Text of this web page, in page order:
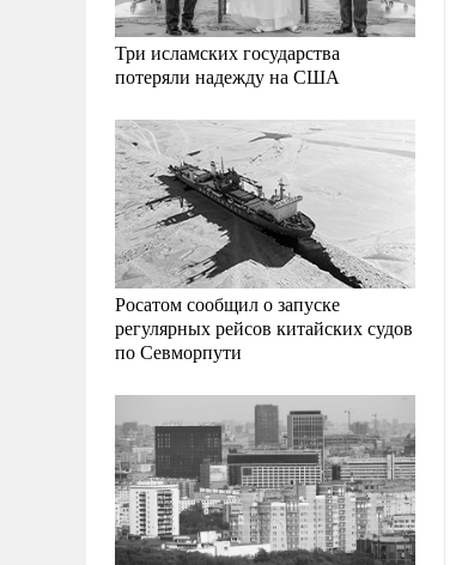
Три исламских государства
потеряли надежду на США
Росатом сообщил о запуске
регулярных рейсов китайских судов
по Севморпути